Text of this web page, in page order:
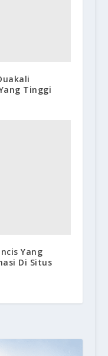
Tinggi
Yang
Di Situs